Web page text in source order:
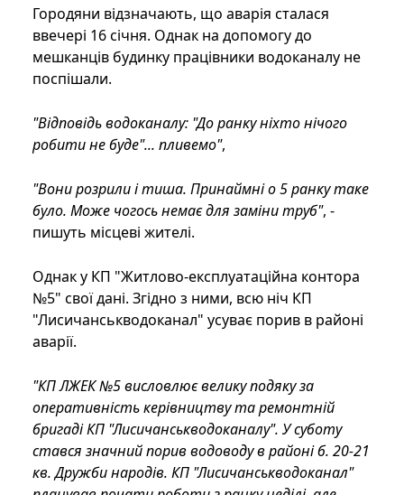
Городяни відзначають, що аварія сталася
ввечері 16 січня. Однак на допомогу до
мешканців будинку працівники водоканалу не
поспішали.
"Відповідь водоканалу: "До ранку ніхто нічого
робити не буде"... пливемо",
"Вони розрили і тиша. Принаймні о 5 ранку таке
було. Може чогось немає для заміни труб", -
пишуть місцеві жителі.
Однак у КП "Житлово-експлуатаційна контора
№5" свої дані. Згідно з ними, всю ніч КП
"Лисичанськводоканал" усуває порив в районі
аварії.
"КП ЛЖЕК №5 висловлює велику подяку за
оперативність керівництву та ремонтній
бригаді КП "Лисичанськводоканалу". У суботу
стався значний порив водоводу в районі б. 20-21
кв. Дружби народів. КП "Лисичанськводоканал"